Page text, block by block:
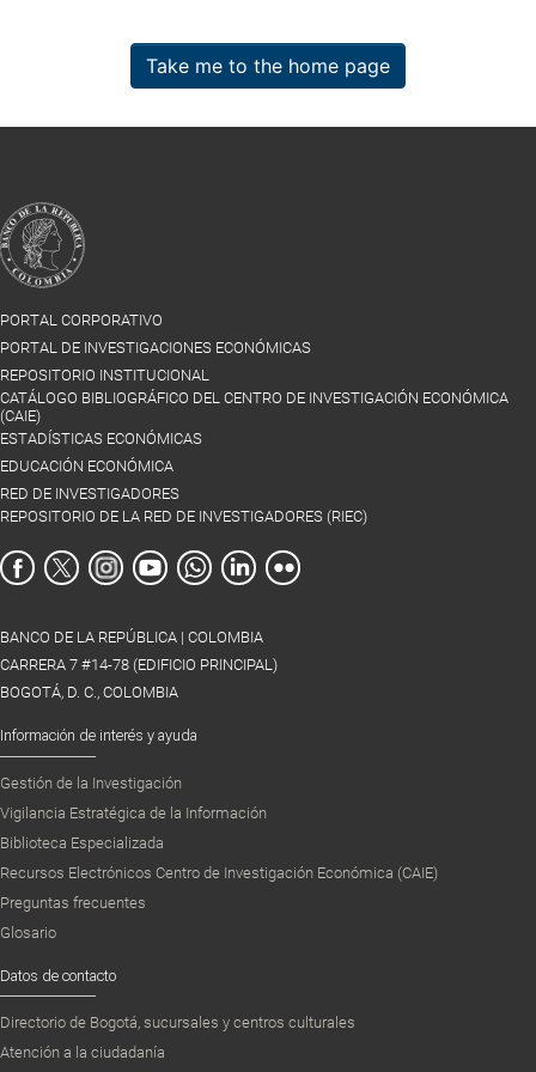
Take me to the home page
PORTAL CORPORATIVO
PORTAL DE INVESTIGACIONES ECONÓMICAS
REPOSITORIO INSTITUCIONAL
CATÁLOGO BIBLIOGRÁFICO DEL CENTRO DE INVESTIGACIÓN ECONÓMICA
(CAIE)
ESTADÍSTICAS ECONÓMICAS
EDUCACIÓN ECONÓMICA
RED DE INVESTIGADORES
REPOSITORIO DE LA RED DE INVESTIGADORES (RIEC)
BANCO DE LA REPÚBLICA | COLOMBIA
CARRERA 7 #14-78 (EDIFICIO PRINCIPAL)
BOGOTÁ, D. C., COLOMBIA
Información de interés y ayuda
Gestión de la Investigación
Vigilancia Estratégica de la Información
Biblioteca Especializada
Recursos Electrónicos Centro de Investigación Económica (CAIE)
Preguntas frecuentes
Glosario
Datos de contacto
Directorio de Bogotá, sucursales y centros culturales
Atención a la ciudadanía